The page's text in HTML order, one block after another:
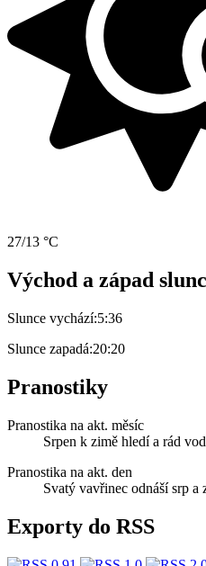
27/13 °C
Východ a západ
Slunce vychází:5:36
Slunce zapadá:20:20
Pranostiky
Pranostika na akt. měsíc
Srpen k zimě hledí a rád
Pranostika na akt. den
Svatý vavřinec odnáší srp a
Exporty do RSS